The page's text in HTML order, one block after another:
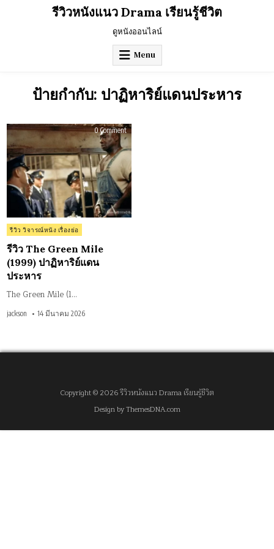
รีวิวหนังแนว Drama เรียนรู้ชีวิต
ดูหนังออนไลน์
Menu
ป้ายกำกับ: ปาฏิหาริย์แดนประหาร
0 Commenton
รีวิว
The
Green
(1999)
ปาฏิหาริย์
แดน
ประหาร
Posted
in
รีวิว วิจารณ์หนัง เรื่องย่อ
รีวิว The Green Mile
(1999) ปาฏิหาริย์แดน
ประหาร
The Green Mile (1…
jackson 14 มีนาคม 2026
Copyright © 2026 รีวิวหนังแนว Drama เรียนรู้ชีวิต
Design by ThemesDNA.com